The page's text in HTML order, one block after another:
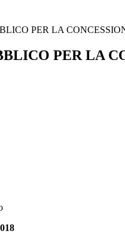
PER LA
PER LA